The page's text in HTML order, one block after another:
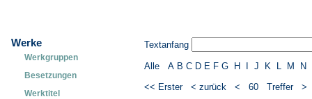
Werke
Werkgruppen
Besetzungen
Werktitel
Textanfang
Alle A B C D E F G H J K M N
<< Erster
< zurück < 60 Treffer